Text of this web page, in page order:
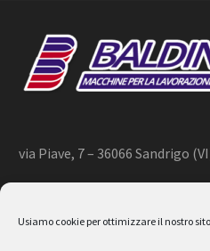
Usiamo cookie per ottimizzare il nostro
via Piave, 7 – 36066 Sandrigo